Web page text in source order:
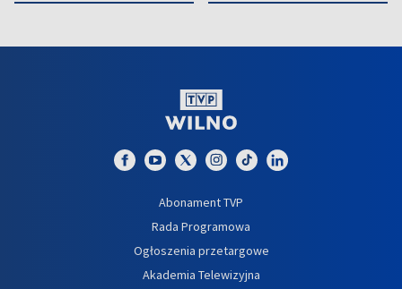
Abonament TVP
Rada Programowa
Ogłoszenia przetargowe
Akademia Telewizyjna